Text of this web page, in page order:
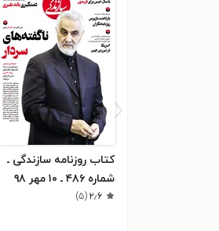
کتاب روزنامه سازندگی ـ
شماره ۴۸۶ ـ ۱۰ مهر ۹۸
۲٫۶(۵)